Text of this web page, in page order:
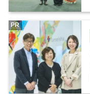
PR